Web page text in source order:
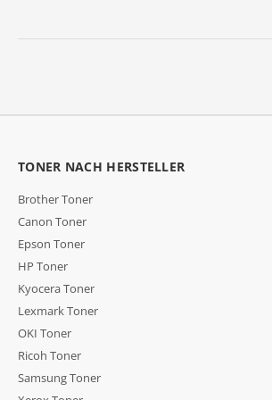
TONER NACH HERSTELLER
Brother Toner
Canon Toner
Epson Toner
HP Toner
Kyocera Toner
Lexmark Toner
OKI Toner
Ricoh Toner
Samsung Toner